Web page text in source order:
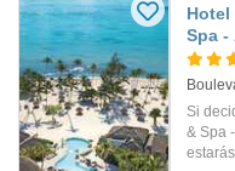
Hotel
Spa
Si
& Spa